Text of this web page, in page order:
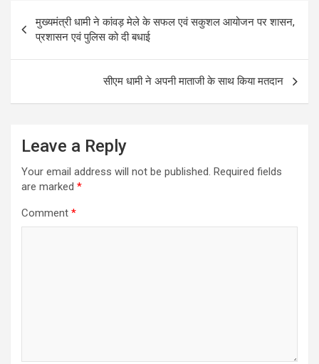
b
o
o
s
A
p
p
e
navigation
मुख्यमंत्री धामी ने कांवड़ मेले के सफल एवं सकुशल आयोजन पर शासन,
प्रशासन एवं पुलिस को दी बधाई
सीएम धामी ने अपनी माताजी के साथ किया मतदान
Leave a Reply
Your email address will not be published. Required fields
are marked *
Comment *